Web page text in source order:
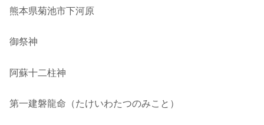
熊本県菊池市下河原
御祭神
阿蘇十二柱神
第一建磐龍命（たけいわたつのみこと）